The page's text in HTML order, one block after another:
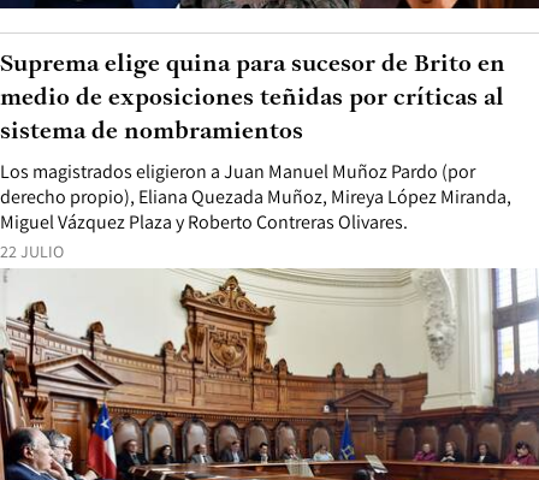
22 JULIO
Los magistrados eligieron a Juan Manuel Muñoz Pardo (por
derecho propio), Eliana Quezada Muñoz, Mireya López Miranda,
Miguel Vázquez Plaza y Roberto Contreras Olivares.
Suprema elige quina para sucesor de Brito en
medio de exposiciones teñidas por críticas al
sistema de nombramientos